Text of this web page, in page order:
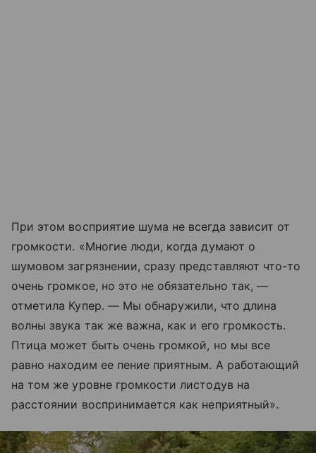
При этом восприятие шума не всегда зависит от
громкости. «Многие люди, когда думают о
шумовом загрязнении, сразу представляют что-то
очень громкое, но это не обязательно так, —
отметила Купер. — Мы обнаружили, что длина
волны звука так же важна, как и его громкость.
Птица может быть очень громкой, но мы все
равно находим ее пение приятным. А работающий
на том же уровне громкости листодув на
расстоянии воспринимается как неприятный».